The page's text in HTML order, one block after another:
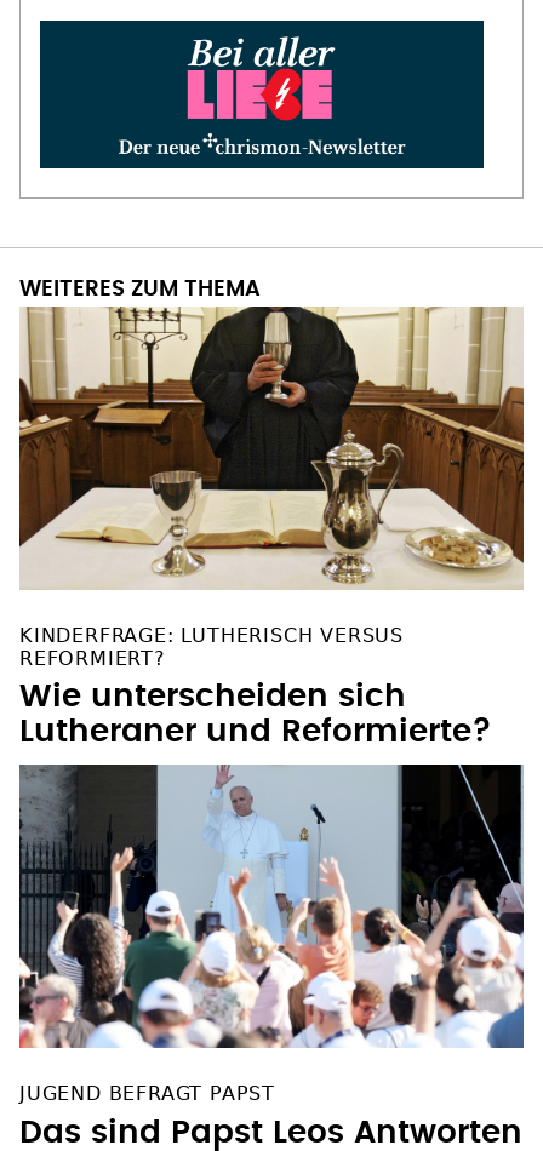
WEITERES ZUM THEMA
KINDERFRAGE: LUTHERISCH VERSUS
REFORMIERT?
Wie unterscheiden sich
Lutheraner und Reformierte?
JUGEND BEFRAGT PAPST
Das sind Papst Leos Antworten